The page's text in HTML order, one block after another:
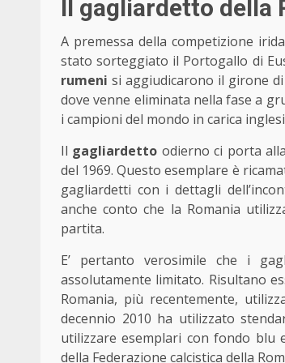
Il gagliardetto della
A premessa della competizione
stato sorteggiato il Portogallo di
rumeni si aggiudicarono il girone
dove venne eliminata nella fase a
i campioni del mondo in carica
Il gagliardetto odierno ci porta
del 1969. Questo esemplare è
gagliardetti con i dettagli
anche conto che la Romania
partita.
E’ pertanto verosimile che i
assolutamente limitato. Risultano
Romania, più recentemente,
decennio 2010 ha utilizzato
utilizzare esemplari con fondo blu
della Federazione calcistica della